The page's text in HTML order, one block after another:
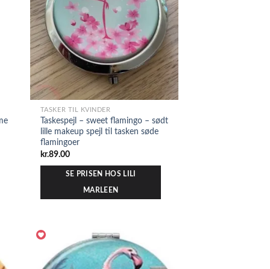
TASKER TIL KVINDER
Taskespejl – sweet flamingo – sødt
lille makeup spejl til tasken søde
flamingoer
kr.89.00
SE PRISEN HOS LILI
MARLEEN